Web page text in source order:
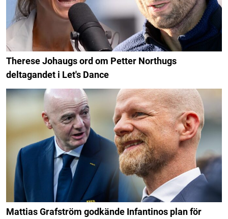
Therese Johaugs ord om Petter Northugs
deltagandet i Let's Dance
Mattias Grafström godkände Infantinos plan för